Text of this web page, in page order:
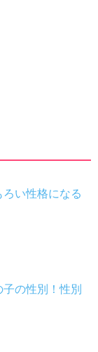
い性格になる
の性別！性別